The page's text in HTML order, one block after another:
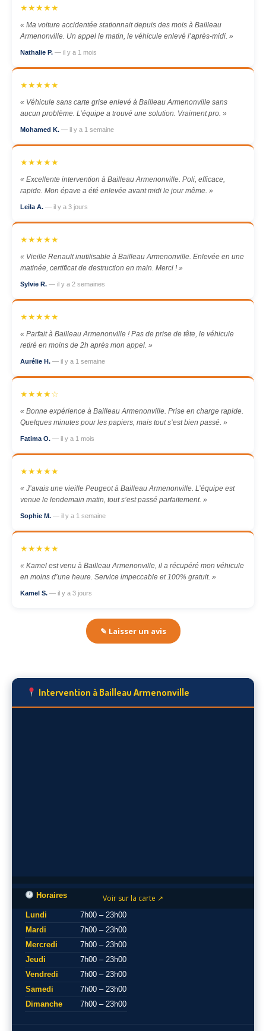
★★★★★
« Ma voiture accidentée stationnait depuis des mois à Bailleau
Armenonville. Un appel le matin, le véhicule enlevé l’après-midi. »
Nathalie P. — il y a 1 mois
★★★★★
« Véhicule sans carte grise enlevé à Bailleau Armenonville sans
aucun problème. L’équipe a trouvé une solution. Vraiment pro. »
Mohamed K. — il y a 1 semaine
★★★★★
« Excellente intervention à Bailleau Armenonville. Poli, efficace,
rapide. Mon épave a été enlevée avant midi le jour même. »
Leila A. — il y a 3 jours
★★★★★
« Vieille Renault inutilisable à Bailleau Armenonville. Enlevée en une
matinée, certificat de destruction en main. Merci ! »
Sylvie R. — il y a 2 semaines
★★★★★
« Parfait à Bailleau Armenonville ! Pas de prise de tête, le véhicule
retiré en moins de 2h après mon appel. »
Aurélie H. — il y a 1 semaine
★★★★☆
« Bonne expérience à Bailleau Armenonville. Prise en charge rapide.
Quelques minutes pour les papiers, mais tout s’est bien passé. »
Fatima O. — il y a 1 mois
★★★★★
« J’avais une vieille Peugeot à Bailleau Armenonville. L’équipe est
venue le lendemain matin, tout s’est passé parfaitement. »
Sophie M. — il y a 1 semaine
★★★★★
« Kamel est venu à Bailleau Armenonville, il a récupéré mon véhicule
en moins d’une heure. Service impeccable et 100% gratuit. »
Kamel S. — il y a 3 jours
✎ Laisser un avis
Intervention à Bailleau Armenonville
Voir sur la carte ↗
Horaires
Lundi
7h00 – 23h00
Mardi
7h00 – 23h00
Mercredi
7h00 – 23h00
Jeudi
7h00 – 23h00
Vendredi
7h00 – 23h00
Samedi
7h00 – 23h00
Dimanche
7h00 – 23h00